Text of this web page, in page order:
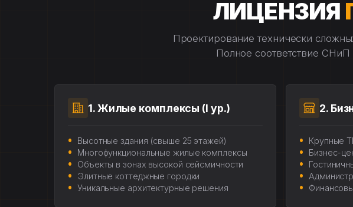
ЛИЦЕНЗИЯ
Проектирование технически
Полное соответствие
1. Жилые комплексы (I ур.)
Высотные здания (свыше 25 этажей)
Многофункциональные жилые комплексы
Объекты в зонах высокой сейсмичности
Элитные коттеджные городки
Уникальные архитектурные решения
2.
Крупные
Бизнес-